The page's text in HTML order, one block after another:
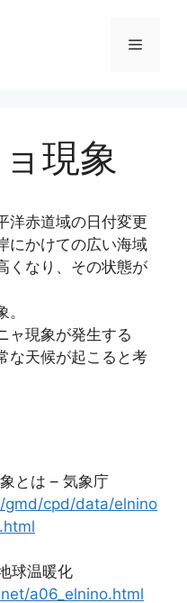
メ
現象
洋赤道域の日付変更
にかけての広い海域
くなり、その状態が
ャ現象が発生する
な天候が起こると考
とは – 気象庁
cpd/data/elnino
球温暖化
a06_elnino.html